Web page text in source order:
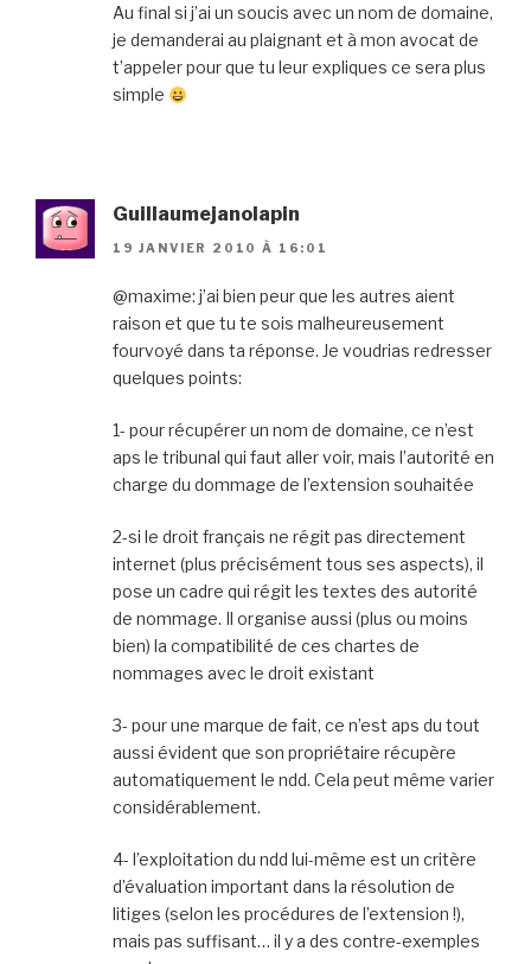
Au final si j’ai un soucis avec un nom de domaine,
je demanderai au plaignant et à mon avocat de
t’appeler pour que tu leur expliques ce sera plus
simple
Guillaumejanolapin
19 JANVIER 2010 À 16:01
@maxime: j’ai bien peur que les autres aient
raison et que tu te sois malheureusement
fourvoyé dans ta réponse. Je voudrias redresser
quelques points:
1- pour récupérer un nom de domaine, ce n’est
aps le tribunal qui faut aller voir, mais l’autorité en
charge du dommage de l’extension souhaitée
2-si le droit français ne régit pas directement
internet (plus précisément tous ses aspects), il
pose un cadre qui régit les textes des autorité
de nommage. Il organise aussi (plus ou moins
bien) la compatibilité de ces chartes de
nommages avec le droit existant
3- pour une marque de fait, ce n’est aps du tout
aussi évident que son propriétaire récupère
automatiquement le ndd. Cela peut même varier
considérablement.
4- l’exploitation du ndd lui-même est un critère
d’évaluation important dans la résolution de
litiges (selon les procédures de l’extension !),
mais pas suffisant… il y a des contre-exemples